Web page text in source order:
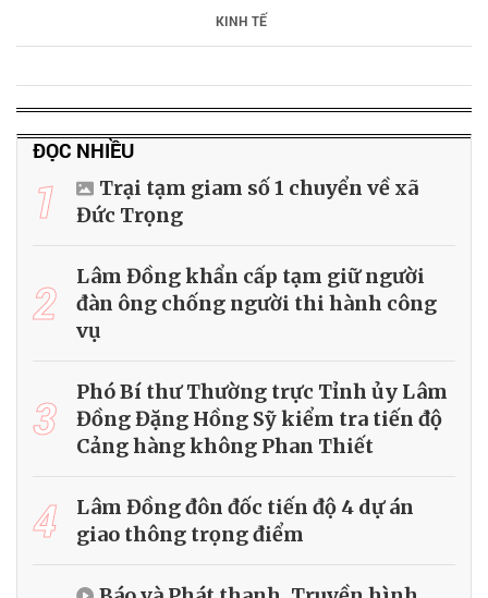
đại diện lãnh đạo các sở ngành chức năng, UBND huyện, thị, thành
KINH TẾ
ĐỌC NHIỀU
1
Trại tạm giam số 1 chuyển về xã
Đức Trọng
2
Lâm Đồng khẩn cấp tạm giữ người
đàn ông chống người thi hành công
vụ
3
Phó Bí thư Thường trực Tỉnh ủy Lâm
Đồng Đặng Hồng Sỹ kiểm tra tiến độ
Cảng hàng không Phan Thiết
4
Lâm Đồng đôn đốc tiến độ 4 dự án
giao thông trọng điểm